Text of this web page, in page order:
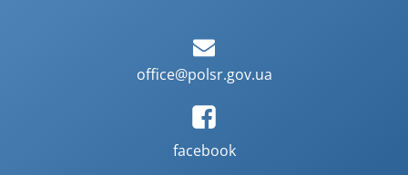
office@polsr.gov.ua
facebook